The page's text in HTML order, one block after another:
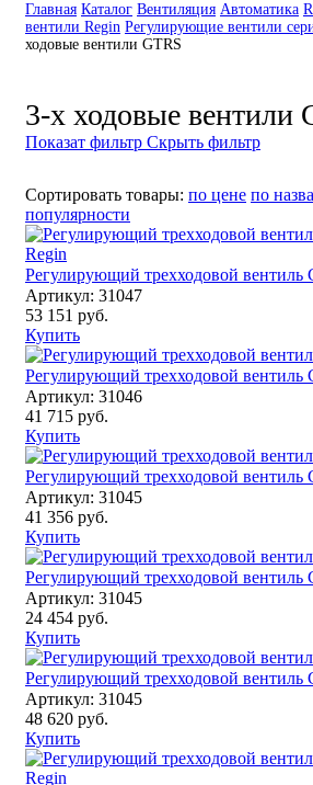
Главная Каталог Вентиляция Автоматика
вентили Regin Регулирующие вентили
ходовые вентили GTRS
3-х ходовые вентили
Показат фильтр Скрыть фильтр
Сортировать товары: по цене по
популярности
Регулирующий трехходовой вентиль
Артикул: 31047
53 151 руб.
Купить
Регулирующий трехходовой вентиль
Артикул: 31046
41 715 руб.
Купить
Регулирующий трехходовой вентиль
Артикул: 31045
41 356 руб.
Купить
Регулирующий трехходовой вентиль
Артикул: 31045
24 454 руб.
Купить
Регулирующий трехходовой вентиль
Артикул: 31045
48 620 руб.
Купить